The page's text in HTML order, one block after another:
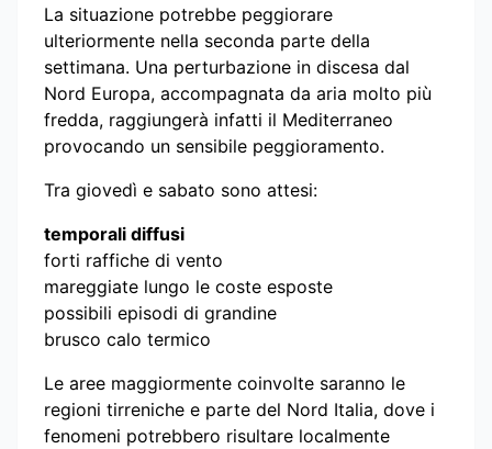
La situazione potrebbe peggiorare
ulteriormente nella seconda parte della
settimana. Una perturbazione in discesa dal
Nord Europa, accompagnata da aria molto più
fredda, raggiungerà infatti il Mediterraneo
provocando un sensibile peggioramento.
Tra giovedì e sabato sono attesi:
temporali diffusi
forti raffiche di vento
mareggiate lungo le coste esposte
possibili episodi di grandine
brusco calo termico
Le aree maggiormente coinvolte saranno le
regioni tirreniche e parte del Nord Italia, dove i
fenomeni potrebbero risultare localmente